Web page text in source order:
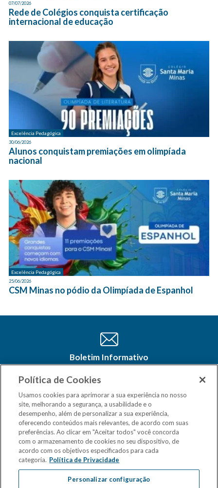
07/07/2026
Rede de Colégios conquista certificação
internacional de educação
Excelência Pedagógica
30/06/2026
Alunos conquistam premiações em olimpíada
nacional
Excelência Pedagógica
25/06/2026
CSM Minas no pódio da Olimpíada de Espanhol
Boletim Informativo
Cadastre-se e receba as últimas
atualizações do CSM Minas no seu e-
Política de Cookies
Usamos cookies para aprimorar a sua experiência no nosso
site, melhorando a segurança, a usabilidade e o
desempenho, além de personalizar a sua experiência,
oferecendo conteúdos mais relevantes, de acordo com suas
preferências. Ao clicar em "Aceitar todos" você concorda
com o armazenamento de cookies no seu dispositivo, de
acordo com os objetivos especificados para cada
categoria. Política de Privacidade
Personalizar configuração